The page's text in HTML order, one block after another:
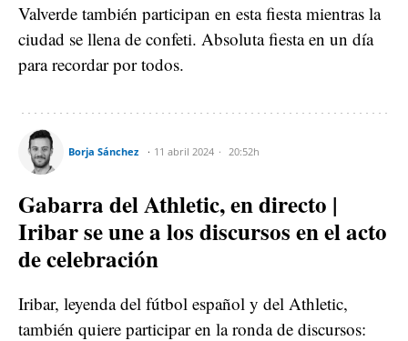
Valverde también participan en esta fiesta mientras la
ciudad se llena de confeti. Absoluta fiesta en un día
para recordar por todos.
Borja Sánchez 11 abril 2024 20:52h
Gabarra del Athletic, en directo |
Iribar se une a los discursos en el acto
de celebración
Iribar, leyenda del fútbol español y del Athletic,
también quiere participar en la ronda de discursos: